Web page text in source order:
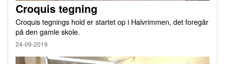
Croquis tegning
Croquis tegnings hold er startet op i Halvrimmen, det foregår
på den gamle skole.
24-09-2019